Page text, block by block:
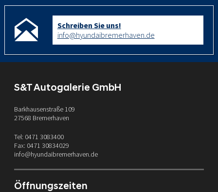
Schreiben Sie uns!
info@hyundaibremerhaven.de
S&T Autogalerie GmbH
Barkhausenstraße 109
27568 Bremerhaven
Tel: 0471 3083400
Fax: 0471 30834029
info@hyundaibremerhaven.de
Öffnungszeiten